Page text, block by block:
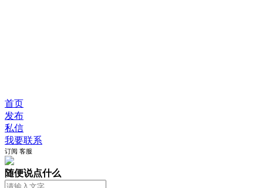
首页
发布
私信
我要联系
订阅 客服
随便说点什么